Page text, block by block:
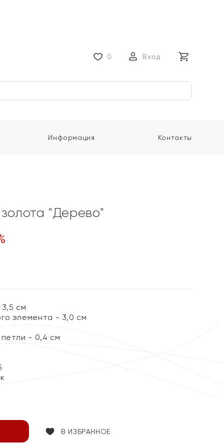
0 Вход
Информация Контакты
"Дерево"
см
элемента - 3,0 см
- 0,4 см
В ИЗБРАННОЕ